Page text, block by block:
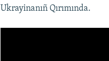
Ukrayinanıñ Qırımında.